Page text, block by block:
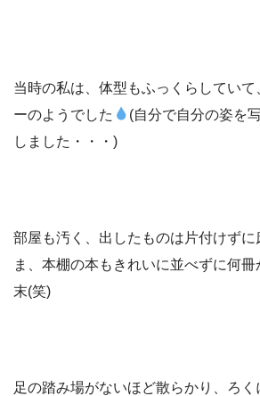
当時の私は、体型もふっくらしてい
ーのようでした
(自分で自分の姿を
しました・・・)
部屋も汚く、出したものは片付けずに
ま、本棚の本もきれいに並べずに何
末(笑)
足の踏み場がないほど散らかり、ろ